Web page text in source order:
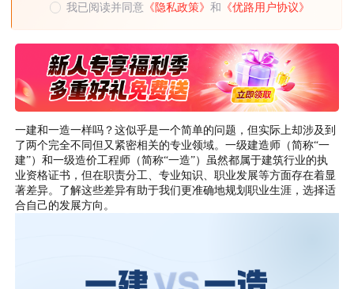
我已阅读并同意 《隐私政策》和 《优路用户协议》
一建和一造一样吗？这似乎是一个简单的问题，但实际上却涉及到
了两个完全不同但又紧密相关的专业领域。一级建造师（简称“一
建”）和一级造价工程师（简称“一造”）虽然都属于建筑行业的执
业资格证书，但在职责分工、专业知识、职业发展等方面存在着显
著差异。了解这些差异有助于我们更准确地规划职业生涯，选择适
合自己的发展方向。